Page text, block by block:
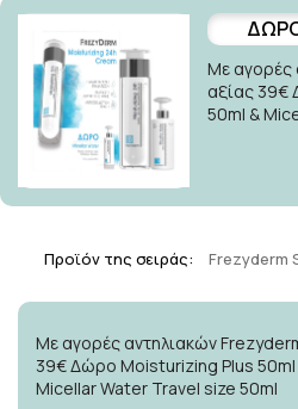
Με αγορές
αξίας 39€
50ml &
Προϊόν της σειράς: Frezyderm
Με αγορές αντηλιακών
39€ Δώρο Moisturizing Plus 50ml
Micellar Water Travel size 50ml